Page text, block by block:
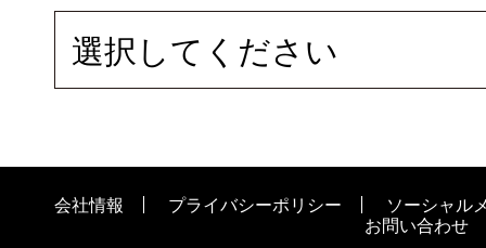
選択してください
会社情報 プライバシーポリシー
ソーシャル
お問い合わせ